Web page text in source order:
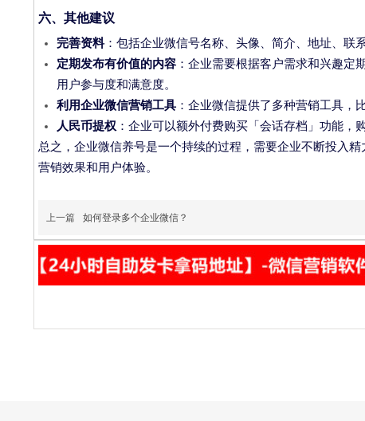
六、其他建议
完善资料：包括企业微信号名称、头像、简介、地址、联
定期发布有价值的内容 ：企业需要根据客户需求和兴趣
用户参与度和满意度。
利用企业微信营销工具 ：企业微信提供了多种营销工具，
人民币提权 ：企业可以额外付费购买「会话存档」功能，
总之，企业微信养号是一个持续的过程，需要企业不断投入
营销效果和用户体验。
上一篇 如何登录多个企业微信？